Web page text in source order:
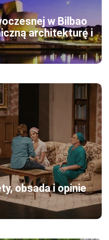
w Bilbao
architekturę i
obsada i opinie